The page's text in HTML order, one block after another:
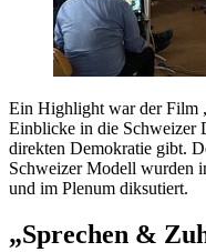
Ein Highlight war der Film
Einblicke in die Schweizer
direkten Demokratie gibt.
Schweizer Modell wurden
und im Plenum diksutiert.
„Sprechen &